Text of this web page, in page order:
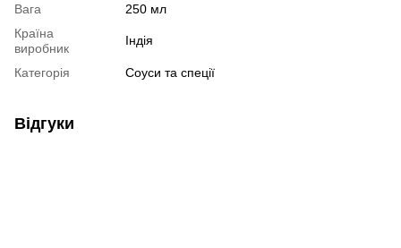
Вага
250 мл
Країна
виробник
Індія
Категорія Соуси та спеції
Відгуки